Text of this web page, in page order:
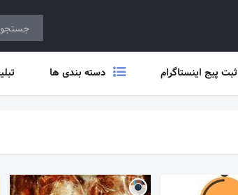
ثبت پیج اینستاگرام دسته بندی ها